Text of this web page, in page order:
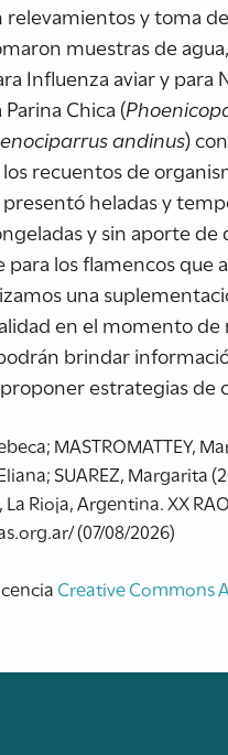
relevamientos y toma
muestras de
Influenza aviar y
Chica (
andinus)
recuentos de
heladas y
y sin aporte
para los flamencos
una
en el momento de
brindar
estrategias de
MASTROMATTEY,
SUAREZ, Margarita
La Rioja, Argentina. XX
(07/08/2026)
Creative Commons